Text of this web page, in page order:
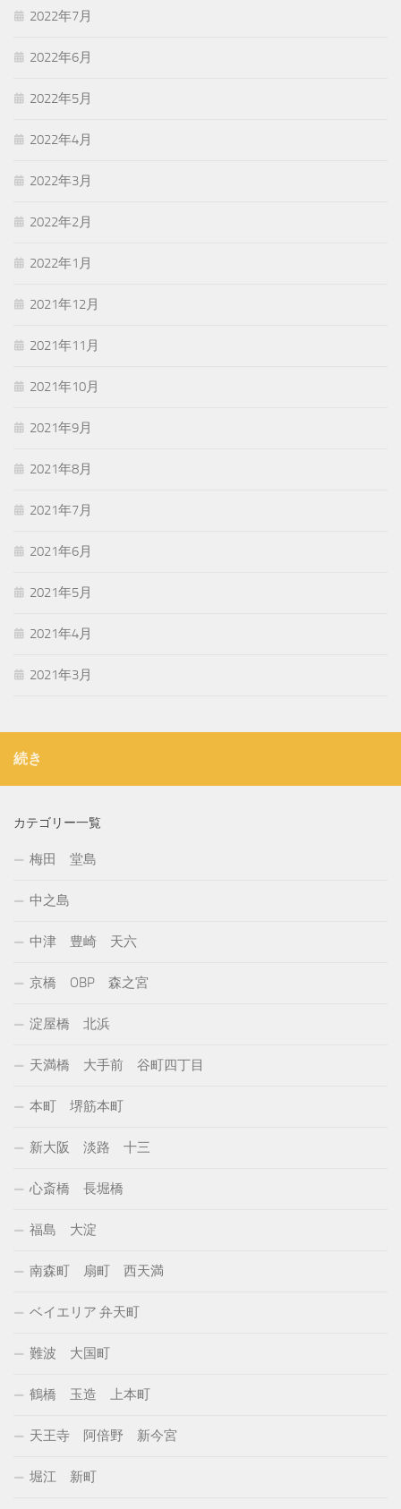
2022年7月
2022年6月
2022年5月
2022年4月
2022年3月
2022年2月
2022年1月
2021年12月
2021年11月
2021年10月
2021年9月
2021年8月
2021年7月
2021年6月
2021年5月
2021年4月
2021年3月
続き
カテゴリー一覧
梅田 堂島
中之島
中津 豊崎 天六
京橋 OBP 森之宮
淀屋橋 北浜
天満橋 大手前 谷町四丁目
本町 堺筋本町
新大阪 淡路 十三
心斎橋 長堀橋
福島 大淀
南森町 扇町 西天満
ベイエリア 弁天町
難波 大国町
鶴橋 玉造 上本町
天王寺 阿倍野 新今宮
堀江 新町